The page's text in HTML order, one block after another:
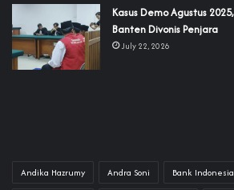
‎Kasus Demo Agustus
Banten Divonis Penjara
July 22, 2026
Andika Hazrumy Andra Soni Bank Indonesia